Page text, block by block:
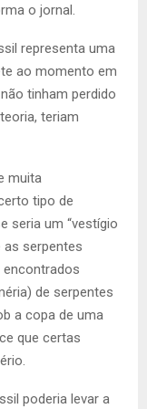
o jornal.
representa uma
ao momento em
tinham perdido
teriam
muita
tipo de
seria um “vestígio
as serpentes
encontrados
de serpentes
a copa de uma
que certas
poderia levar a